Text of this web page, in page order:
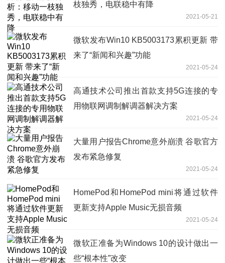
枝独秀，电联稳中有降
2021-05-21
微软发布Win10 KB5003173累积更新 带
来了“新闻和兴趣”功能
2021-05-24
高通技术公司推出首款支持5G连接的专
用物联网调制解调器解决方案
2021-05-24
大量用户报告Chrome意外崩溃 谷歌官方
发布紧急修复
2021-05-24
HomePod和HomePod mini将通过软件
更新支持Apple Music无损音频
2021-05-24
微软正准备为Windows 10的设计做出一
些“根本性”改变